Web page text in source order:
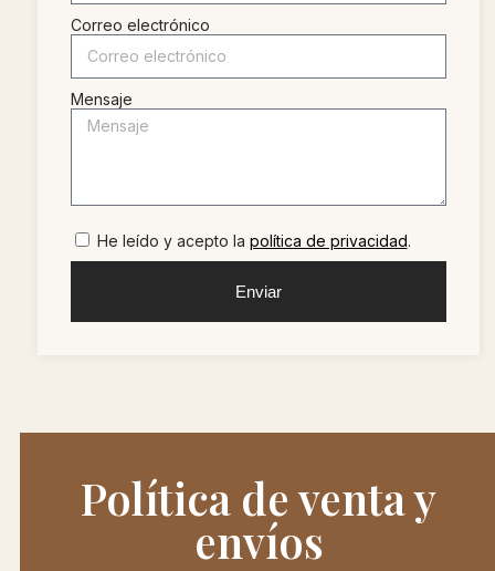
Correo electrónico
Mensaje
He leído y acepto la política de privacidad.
Enviar
Política de venta y
envíos